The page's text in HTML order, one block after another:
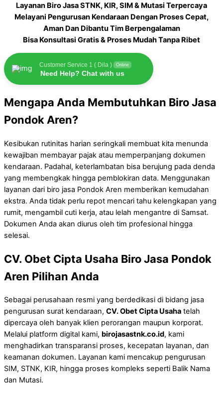
Layanan Biro Jasa STNK, KIR, SIM & Mutasi Terpercaya
Melayani Pengurusan Kendaraan Dengan Proses Cepat,
Aman Dan Dibantu Tim Berpengalaman
Bisa Konsultasi Gratis & Proses Mudah Tanpa Ribet
Customer Service 1 ( Dila ) Online
Need Help? Chat with us
Mengapa Anda Membutuhkan Biro Jasa
Pondok Aren?
Kesibukan rutinitas harian seringkali membuat kita menunda
kewajiban membayar pajak atau memperpanjang dokumen
kendaraan. Padahal, keterlambatan bisa berujung pada denda
yang membengkak hingga pemblokiran data. Menggunakan
layanan dari biro jasa Pondok Aren memberikan kemudahan
ekstra. Anda tidak perlu repot mencari tahu kelengkapan yang
rumit, mengambil cuti kerja, atau lelah mengantre di Samsat.
Dokumen Anda akan diurus oleh tim profesional hingga
selesai.
CV. Obet Cipta Usaha Biro Jasa Pondok
Aren Pilihan Anda
Sebagai perusahaan resmi yang berdedikasi di bidang jasa
pengurusan surat kendaraan, CV. Obet Cipta Usaha telah
dipercaya oleh banyak klien perorangan maupun korporat.
Melalui platform digital kami, birojasastnk.co.id, kami
menghadirkan transparansi proses, kecepatan layanan, dan
keamanan dokumen. Layanan kami mencakup pengurusan
SIM, STNK, KIR, hingga proses kompleks seperti Balik Nama
dan Mutasi.